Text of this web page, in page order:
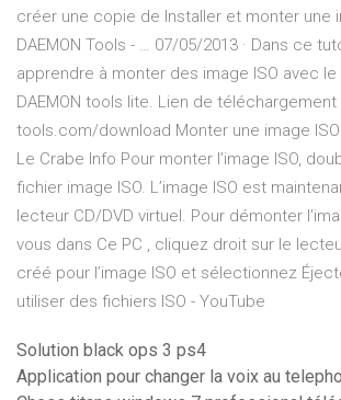
créer une copie de Installer et monter une
DAEMON Tools - … 07/05/2013 · Dans ce
apprendre à monter des image ISO avec
DAEMON tools lite. Lien de
tools.com/download Monter une image
Le Crabe Info Pour monter l’image ISO,
fichier image ISO. L’image ISO est
lecteur CD/DVD virtuel. Pour démonter
vous dans Ce PC , cliquez droit sur le
créé pour l’image ISO et sélectionnez
utiliser des fichiers ISO - YouTube
Solution black ops 3 ps4
Application pour changer la voix au